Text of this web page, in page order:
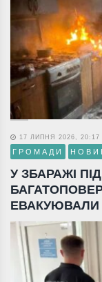
17 ЛИПНЯ 2026, 20:17
ГРОМАДИ
У ЗБАРАЖІ
ЕВАКУЮВАЛИ